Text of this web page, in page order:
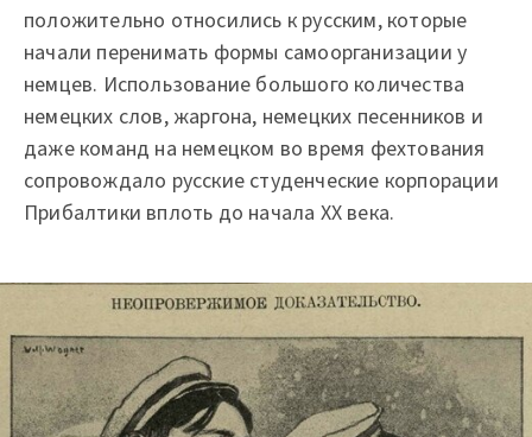
положительно относились к русским, которые
начали перенимать формы самоорганизации у
немцев. Использование большого количества
немецких слов, жаргона, немецких песенников и
даже команд на немецком во время фехтования
сопровождало русские студенческие корпорации
Прибалтики вплоть до начала XX века.